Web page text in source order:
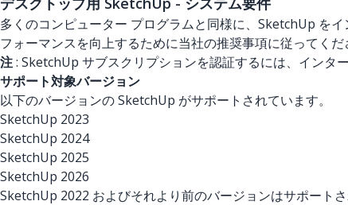
多くのコンピューター プログラムと同様に、SketchUp を
フォーマンスを向上するために当社の推奨事項に従ってくだ
注: SketchUp サブスクリプションを認証するには、インタ
サポート対象バージョン
以下のバージョンの SketchUp がサポートされています。
SketchUp 2023
SketchUp 2024
SketchUp 2025
SketchUp 2026
SketchUp 2022 およびそれより前のバージョンはサポートさ